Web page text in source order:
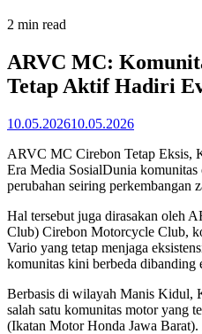
Estimated
time
2 min read
ARVC MC:
Tetap Aktif Hadiri
10.05.202610.05.2026
ARVC MC Cirebon Tetap Eksis,
Era Media SosialDunia
perubahan seiring perkembangan
Hal tersebut juga dirasakan oleh
Club) Cirebon Motorcycle Club,
Vario yang tetap menjaga
komunitas kini berbeda dibanding
Berbasis di wilayah Manis Kidul,
salah satu komunitas motor yang
(Ikatan Motor Honda Jawa Barat).